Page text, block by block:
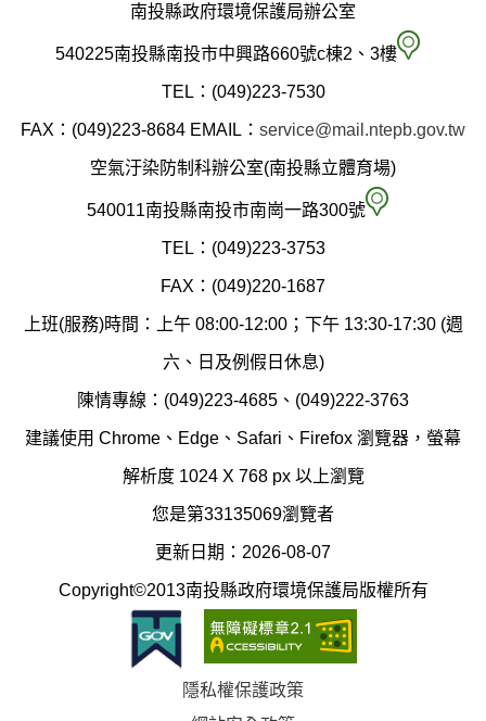
南投縣政府環境保護局辦公室
540225南投縣南投市中興路660號c棟2、3樓 南
縣
保
局
圖
TEL：(049)223-7530
FAX：(049)223-8684 EMAIL： service@mail.ntepb.gov.tw
空氣汙染防制科辦公室(南投縣立體育場)
540011南投縣南投市南崗一路300號 空
染
制
科
(南
TEL：(049)223-3753
FAX：(049)220-1687
上班(服務)時間：上午 08:00-12:00；下午 13:30-17:30 (週
六、日及例假日休息)
陳情專線：(049)223-4685、(049)222-3763
建議使用 Chrome、Edge、Safari、Firefox 瀏覽器，螢幕
解析度 1024 X 768 px 以上瀏覽
您是第33135069瀏覽者
更新日期：2026-08-07
Copyright©2013南投縣政府環境保護局版權所有
隱私權保護政策